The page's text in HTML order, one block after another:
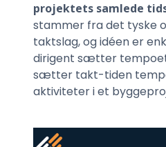
projektets samlede
stammer fra det tyske
taktslag, og idéen er
dirigent sætter
sætter takt-tiden
aktiviteter i et